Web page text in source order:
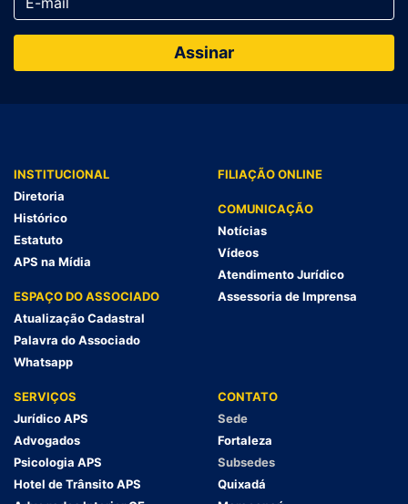
INSTITUCIONAL
Diretoria
Histórico
Estatuto
APS na Mídia
ESPAÇO DO ASSOCIADO
Atualização Cadastral
Palavra do Associado
Whatsapp
FILIAÇÃO ONLINE
COMUNICAÇÃO
Notícias
Vídeos
Atendimento Jurídico
Assessoria de Imprensa
SERVIÇOS
Jurídico APS
Advogados
Psicologia APS
Hotel de Trânsito APS
CONTATO
Sede
Fortaleza
Subsedes
Quixadá